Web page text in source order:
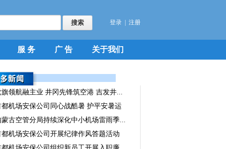
登录 注册
服 务 广 告 关于我们
旗领航融主业 井冈先锋筑空港 吉发井...
都机场安保公司同心战酷暑 护平安暑运
蒙古空管分局持续深化中小机场雷雨季...
都机场安保公司开展纪律作风答题活动